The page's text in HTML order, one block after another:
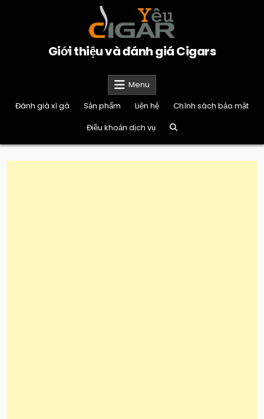
Giới thiệu và đánh giá Cigars
Menu
Đánh giá xì gà
Sản phẩm Liện hệ
Chính sách bảo mật
Điều khoản dịch vụ